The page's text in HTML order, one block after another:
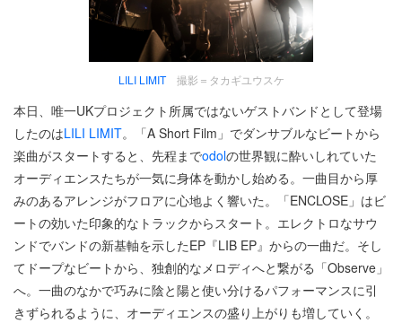
LILI LIMIT撮影＝タカギユウスケ
本日、唯一UKプロジェクト所属ではないゲストバンドとして登場
したのはLILI LIMIT。「A Short Film」でダンサブルなビートから
楽曲がスタートすると、先程までodolの世界観に酔いしれていた
オーディエンスたちが一気に身体を動かし始める。一曲目から厚
みのあるアレンジがフロアに心地よく響いた。「ENCLOSE」はビ
ートの効いた印象的なトラックからスタート。エレクトロなサウ
ンドでバンドの新基軸を示したEP『LIB EP』からの一曲だ。そし
てドープなビートから、独創的なメロディへと繋がる「Observe」
へ。一曲のなかで巧みに陰と陽と使い分けるパフォーマンスに引
きずられるように、オーディエンスの盛り上がりも増していく。